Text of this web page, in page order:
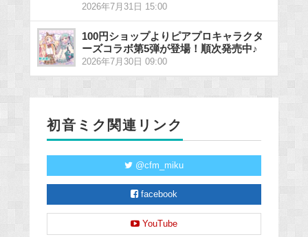
2026年7月31日 15:00
100円ショップよりピアプロキャラクタ
ーズコラボ第5弾が登場！順次発売中♪
2026年7月30日 09:00
初音ミク関連リンク
@cfm_miku
facebook
YouTube